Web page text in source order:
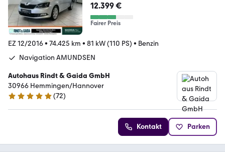
12.399 €
Fairer Preis
EZ 12/2016• 74.425 km • 81 kW (110 PS) • Benzin
Navigation AMUNDSEN
Autohaus Rindt & Gaida GmbH
30966 Hemmingen/Hannover
4.8 Sterne
(72)
Kontakt Parken